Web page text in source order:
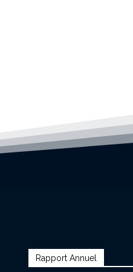
Rapport Annuel